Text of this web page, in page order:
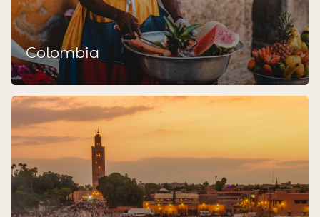
Colombia